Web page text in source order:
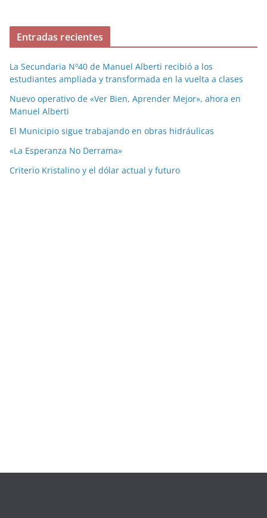
Entradas recientes
La Secundaria Nº40 de Manuel Alberti recibió a los
estudiantes ampliada y transformada en la vuelta a clases
Nuevo operativo de «Ver Bien, Aprender Mejor», ahora en
Manuel Alberti
El Municipio sigue trabajando en obras hidráulicas
«La Esperanza No Derrama»
Criterio Kristalino y el dólar actual y futuro